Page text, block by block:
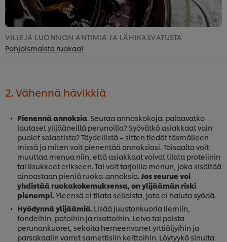
VILLEJÄ LUONNON ANTIMIA JA LÄHIKASVATUSTA
Pohjoismaista ruokaa!
2. Vähennä hävikkiä
Pienennä annoksia. Seuraa annoskokoja: palaavatko
lautaset ylijääneillä perunoilla? Syövätkö asiakkaat vain
puolet salaatista? Täydellistä – sitten tiedät täsmälleen
missä ja miten voit pienentää annoksiasi. Toisaalta voit
muuttaa menua niin, että asiakkaat voivat tilata proteiinin
tai lisukkeet erikseen. Tai voit tarjoilla menun, joka sisältää
ainoastaan pieniä ruoka-annoksia.Jos seurue voi
yhdistää ruokakokemuksensa, on ylijäämän riski
pienempi.Yleensä ei tilata sellaista, jota ei haluta syödä.
Hyödynnä ylijäämiä. Lisää juustonkuoria liemiin,
fondeihin, patoihin ja risottoihin. Leivo tai paista
perunankuoret, sekoita herneenvarret yrttiöljyihin ja
parsakaalin varret samettisiin keittoihin. Löytyykö sinulta